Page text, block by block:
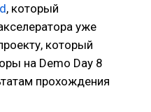
, который
уже
который
на Demo Day 8
прохождения